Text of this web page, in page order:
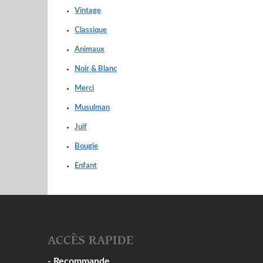
Vintage
Classique
Animaux
Noir & Blanc
Merci
Musulman
Juif
Bougie
Enfant
ACCÈS RAPIDE